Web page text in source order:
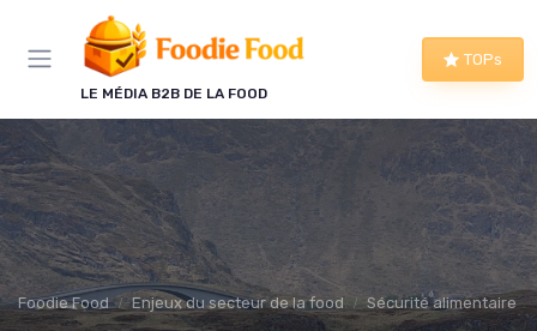
LE MÉDIA B2B DE LA FOOD
TOPs
Foodie Food Enjeux du secteur de la food Sécurité alimentaire
Panneau de gestion des cookies